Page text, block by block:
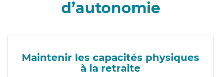
d’autonomie
Maintenir les capacités physiques
à la retraite